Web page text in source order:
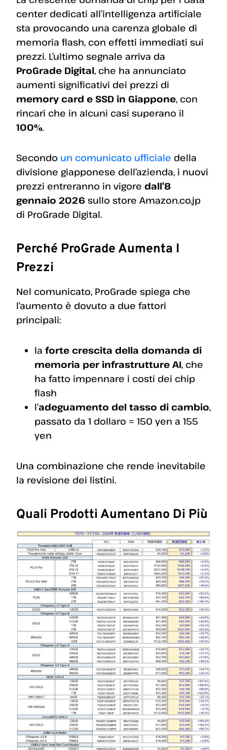
center dedicati all’intelligenza artificiale
sta provocando una carenza globale di
memoria flash, con effetti immediati sui
prezzi. L’ultimo segnale arriva da
ProGrade Digital, che ha annunciato
aumenti significativi dei prezzi di
memory card e SSD in Giappone, con
rincari che in alcuni casi superano il
100%.
Secondo un comunicato ufficiale della
divisione giapponese dell’azienda, i nuovi
prezzi entreranno in vigore dall’8
gennaio 2026 sullo store Amazon.co.jp
di ProGrade Digital.
Perché ProGrade Aumenta I
Prezzi
Nel comunicato, ProGrade spiega che
l’aumento è dovuto a due fattori
principali:
la forte crescita della domanda di
memoria per infrastrutture AI, che
ha fatto impennare i costi dei chip
flash
l’adeguamento del tasso di cambio,
passato da 1 dollaro = 150 yen a 155
yen
Una combinazione che rende inevitabile
la revisione dei listini.
Quali Prodotti Aumentano Di Più